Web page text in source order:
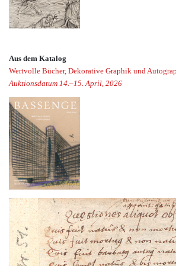
Aus dem Katalog
Wertvolle Bücher, Dekorative Graphik und
Auktionsdatum 14.–15. April, 2026